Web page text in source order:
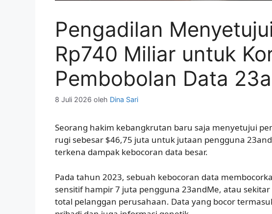
Pengadilan
Rp740 Miliar untuk
Pembobolan Data
8 Juli 2026 oleh Dina Sari
Seorang hakim kebangkrutan baru saja menyetujui
rugi sebesar $46,75 juta untuk jutaan pengguna
terkena dampak kebocoran data besar.
Pada tahun 2023, sebuah kebocoran data
sensitif hampir 7 juta pengguna 23andMe, atau
total pelanggan perusahaan. Data yang bocor